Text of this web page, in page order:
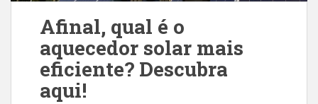
Afinal, qual é o
aquecedor solar mais
eficiente? Descubra
aqui!